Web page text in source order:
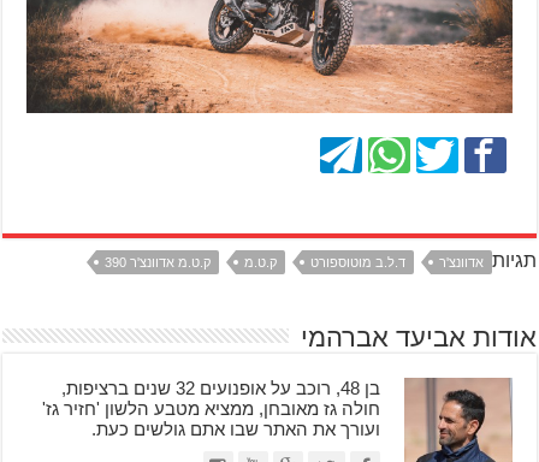
תגיות אדוונצ'ר ד.ל.ב מוטוספורט ק.ט.מ ק.ט.מ אדוונצ'ר 390
אודות אביעד אברהמי
בן 48, רוכב על אופנועים 32 שנים ברציפות,
חולה גז מאובחן, ממציא מטבע הלשון 'חזיר גז'
ועורך את האתר שבו אתם גולשים כעת.